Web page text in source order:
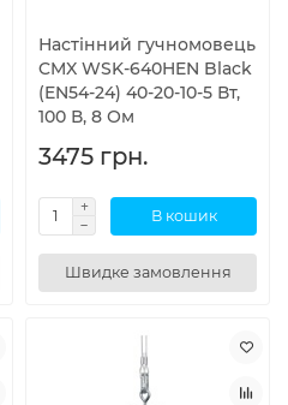
Настінний гучномовець
CMX WSK-640HEN Black
(EN54-24) 40-20-10-5 Вт,
100 В, 8 Ом
3475 грн.
В кошик
Швидке замовлення